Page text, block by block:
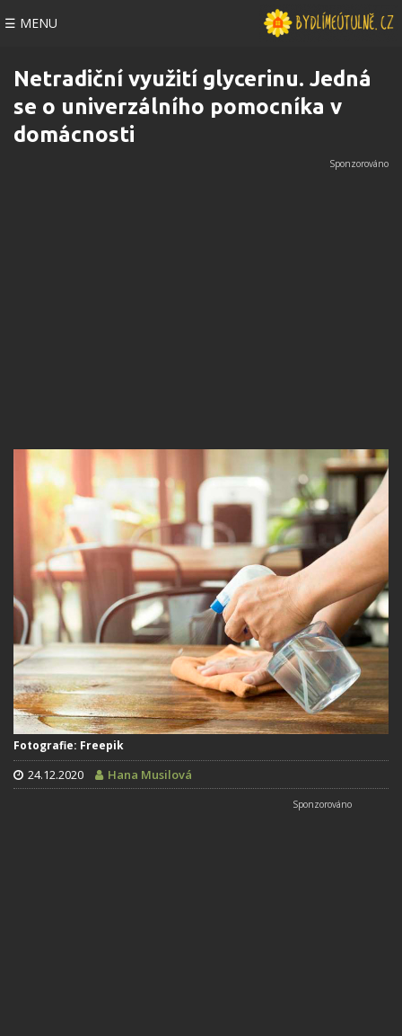
☰ MENU
Netradiční využití glycerinu. Jedná
se o univerzálního pomocníka v
domácnosti
Fotografie: Freepik
24.12.2020 Hana Musilová